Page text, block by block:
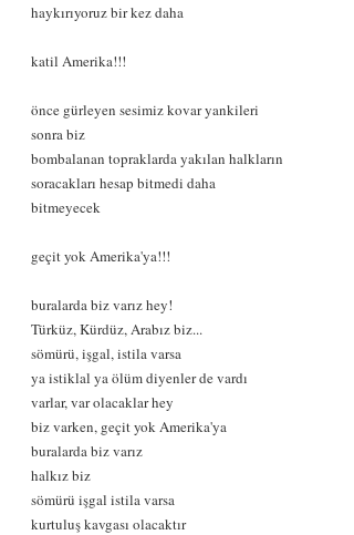
haykırıyoruz bir kez daha
katil Amerika!!!
önce gürleyen sesimiz kovar yankileri
sonra biz
bombalanan topraklarda yakılan halkların
soracakları hesap bitmedi daha
bitmeyecek
geçit yok Amerika'ya!!!
buralarda biz varız hey!
Türküz, Kürdüz, Arabız biz...
sömürü, işgal, istila varsa
ya istiklal ya ölüm diyenler de vardı
varlar, var olacaklar hey
biz varken, geçit yok Amerika'ya
buralarda biz varız
halkız biz
sömürü işgal istila varsa
kurtuluş kavgası olacaktır